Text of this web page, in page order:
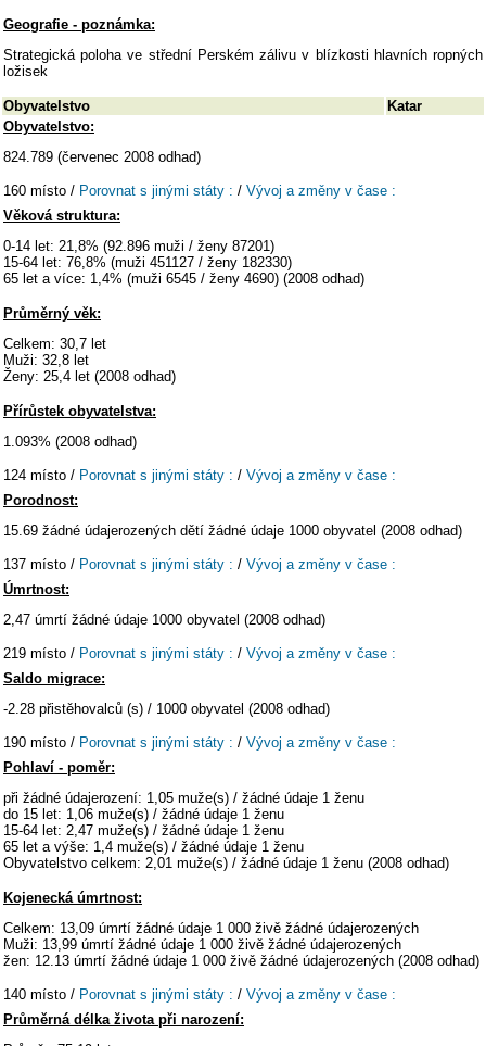
Geografie - poznámka:
Strategická poloha ve střední Perském zálivu v blízkosti hlavních ropných
ložisek
Obyvatelstvo
Katar
Obyvatelstvo:
824.789 (červenec 2008 odhad)
160 místo / Porovnat s jinými státy : / Vývoj a změny v čase :
Věková struktura:
0-14 let: 21,8% (92.896 muži / ženy 87201)
15-64 let: 76,8% (muži 451127 / ženy 182330)
65 let a více: 1,4% (muži 6545 / ženy 4690) (2008 odhad)
Průměrný věk:
Celkem: 30,7 let
Muži: 32,8 let
Ženy: 25,4 let (2008 odhad)
Přírůstek obyvatelstva:
1.093% (2008 odhad)
124 místo / Porovnat s jinými státy : / Vývoj a změny v čase :
Porodnost:
15.69 žádné údajerozených dětí žádné údaje 1000 obyvatel (2008 odhad)
137 místo / Porovnat s jinými státy : / Vývoj a změny v čase :
Úmrtnost:
2,47 úmrtí žádné údaje 1000 obyvatel (2008 odhad)
219 místo / Porovnat s jinými státy : / Vývoj a změny v čase :
Saldo migrace:
-2.28 přistěhovalců (s) / 1000 obyvatel (2008 odhad)
190 místo / Porovnat s jinými státy : / Vývoj a změny v čase :
Pohlaví - poměr:
při žádné údajerození: 1,05 muže(s) / žádné údaje 1 ženu
do 15 let: 1,06 muže(s) / žádné údaje 1 ženu
15-64 let: 2,47 muže(s) / žádné údaje 1 ženu
65 let a výše: 1,4 muže(s) / žádné údaje 1 ženu
Obyvatelstvo celkem: 2,01 muže(s) / žádné údaje 1 ženu (2008 odhad)
Kojenecká úmrtnost:
Celkem: 13,09 úmrtí žádné údaje 1 000 živě žádné údajerozených
Muži: 13,99 úmrtí žádné údaje 1 000 živě žádné údajerozených
žen: 12.13 úmrtí žádné údaje 1 000 živě žádné údajerozených (2008 odhad)
140 místo / Porovnat s jinými státy : / Vývoj a změny v čase :
Průměrná délka života při narození: